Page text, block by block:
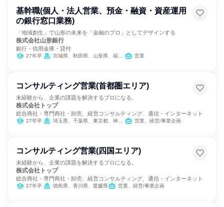
基幹職(個人・法人営業、預金・融資・資産運用
の銀行窓口業務)
「地域創生」で山形の未来を「金融のプロ」としてデザインする
株式会社山形銀行
銀行・信用金庫・貸付
27年卒 宮城県、秋田県、山形県、福島県、栃木県、埼玉県、東京都 営業
コンサルティング営業(首都圏エリア)
未経験から、企業の課題を解決するプロになる。
株式会社トップ
総合商社・専門商社・卸売、経営コンサルティング、通信・インターネット
27年卒 埼玉県、千葉県、東京都、神奈川県 営業、経営/事業企画
コンサルティング営業(四国エリア)
未経験から、企業の課題を解決するプロになる。
株式会社トップ
総合商社・専門商社・卸売、経営コンサルティング、通信・インターネット
27年卒 徳島県、香川県、愛媛県 営業、経営/事業企画